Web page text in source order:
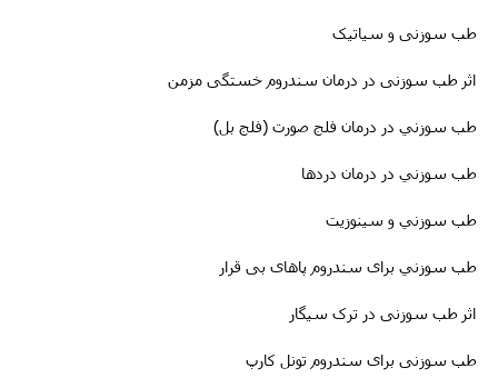
اثر طب سوزنی بر اگزما
طب سوزنی و سیاتیک
اثر طب سوزنی در درمان سندروم خستگی مزمن
طب سوزني در درمان فلج صورت (فلج بل)
طب سوزني در درمان دردها
طب سوزني و سینوزیت
طب سوزني برای سندروم پاهای بی قرار
اثر طب سوزنی در ترک سیگار